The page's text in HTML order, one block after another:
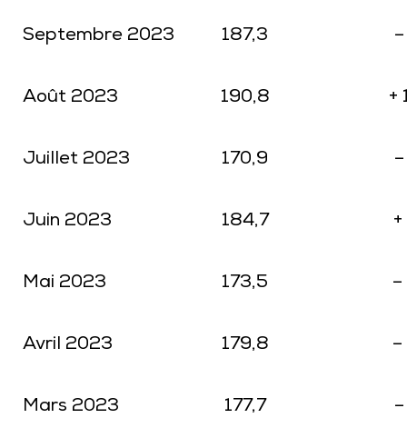
Septembre 2023 187,3
Août 2023 190,8 +
Juillet 2023 170,9
Juin 2023 184,7
Mai 2023 173,5 –
Avril 2023 179,8 –
Mars 2023 177,7